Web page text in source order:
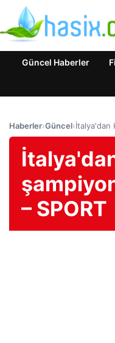
Güncel Haberler
Haberler›Güncel›İtalya'dan
– SPORT